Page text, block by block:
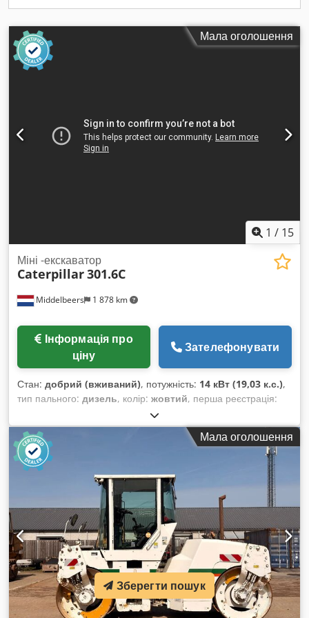
вартість: Вказана ціна не включає податок на додану
вартість. Податок на додану вартість/диференційоване
оподаткування: Підприємці можуть відшкодовувати податок
на додану вартість. Доставка та можливість обміну доступні
Мала оголошення
1 / 15
Middelbeers 1 878 km
Міні -екскаватор
Caterpillar301.6C
ціну
Зателефонувати
Стан: добрий (вживаний), потужність: 14 кВт (19,03 к.с.),
тип пального: дизель, колір: жовтий, перша реєстрація:
2006
Модельний рік: 2006 Привід: Гусеничний Кількість циліндрів:
3 Власна маса: 1 720 кг Технічний стан: добрий Візуальний
стан: добрий Ціна: За запитом Серійний номер: JBB00645
Для отримання додаткової інформації звертайтеся до
Ернста ван Хека. Codpjw Hpqrjfx Ahmerf
Мала оголошення
Зберегти пошук